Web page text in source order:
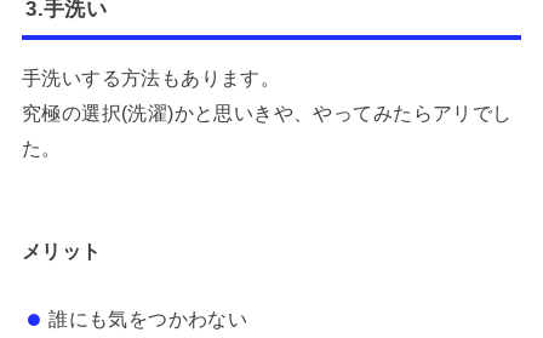
3.手洗い
手洗いする方法もあります。
究極の選択(洗濯)かと思いきや、やってみたらアリでし
た。
メリット
誰にも気をつかわない